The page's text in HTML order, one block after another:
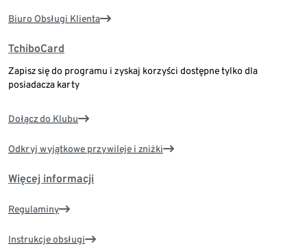
Biuro Obsługi Klienta
TchiboCard
Zapisz się do programu i zyskaj korzyści dostępne tylko dla
posiadacza karty
Dołącz do Klubu
Odkryj wyjątkowe przywileje i zniżki
Więcej informacji
Regulaminy
Instrukcje obsługi